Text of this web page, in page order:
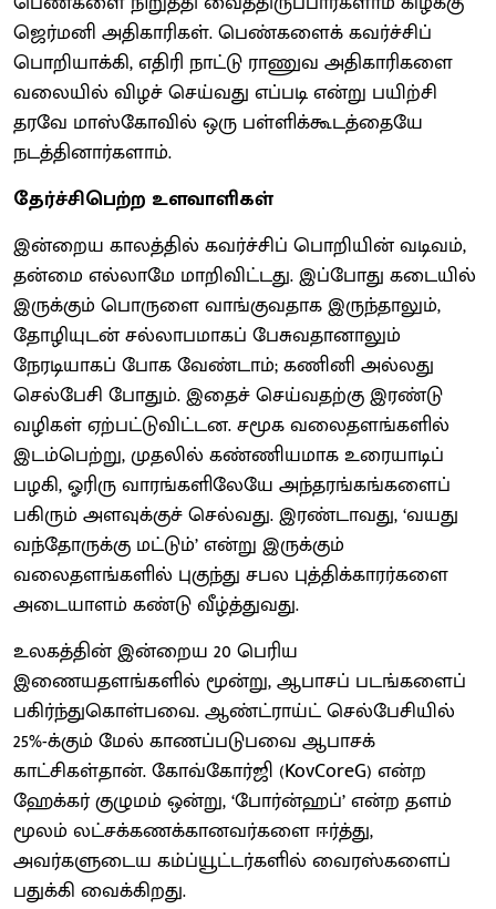
ஜெர்மனி அதிகாரிகள். பெண்களைக் கவர்ச்சிப்
பொறியாக்கி, எதிரி நாட்டு ராணுவ அதிகாரிகளை
வலையில் விழச் செய்வது எப்படி என்று பயிற்சி
தரவே மாஸ்கோவில் ஒரு பள்ளிக்கூடத்தையே
நடத்தினார்களாம்.
தேர்ச்சிபெற்ற உளவாளிகள்
இன்றைய காலத்தில் கவர்ச்சிப் பொறியின் வடிவம்,
தன்மை எல்லாமே மாறிவிட்டது. இப்போது கடையில்
இருக்கும் பொருளை வாங்குவதாக இருந்தாலும்,
தோழியுடன் சல்லாபமாகப் பேசுவதானாலும்
நேரடியாகப் போக வேண்டாம்; கணினி அல்லது
செல்பேசி போதும். இதைச் செய்வதற்கு இரண்டு
வழிகள் ஏற்பட்டுவிட்டன. சமூக வலைதளங்களில்
இடம்பெற்று, முதலில் கண்ணியமாக உரையாடிப்
பழகி, ஓரிரு வாரங்களிலேயே அந்தரங்கங்களைப்
பகிரும் அளவுக்குச் செல்வது. இரண்டாவது, ‘வயது
வந்தோருக்கு மட்டும்’ என்று இருக்கும்
வலைதளங்களில் புகுந்து சபல புத்திக்காரர்களை
அடையாளம் கண்டு வீழ்த்துவது.
உலகத்தின் இன்றைய 20 பெரிய
இணையதளங்களில் மூன்று, ஆபாசப் படங்களைப்
பகிர்ந்துகொள்பவை. ஆண்ட்ராய்ட் செல்பேசியில்
25%-க்கும் மேல் காணப்படுபவை ஆபாசக்
காட்சிகள்தான். கோவ்கோர்ஜி (KovCoreG) என்ற
ஹேக்கர் குழுமம் ஒன்று, ‘போர்ன்ஹப்’ என்ற தளம்
மூலம் லட்சக்கணக்கானவர்களை ஈர்த்து,
அவர்களுடைய கம்ப்யூட்டர்களில் வைரஸ்களைப்
பதுக்கி வைக்கிறது.